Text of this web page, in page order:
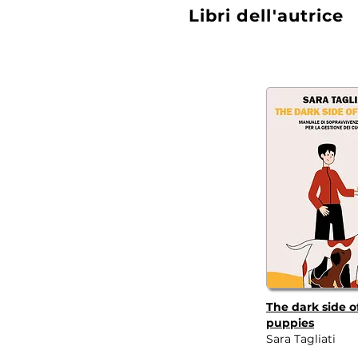
Libri dell'autrice
The dark side
puppies
Sara Tagliati